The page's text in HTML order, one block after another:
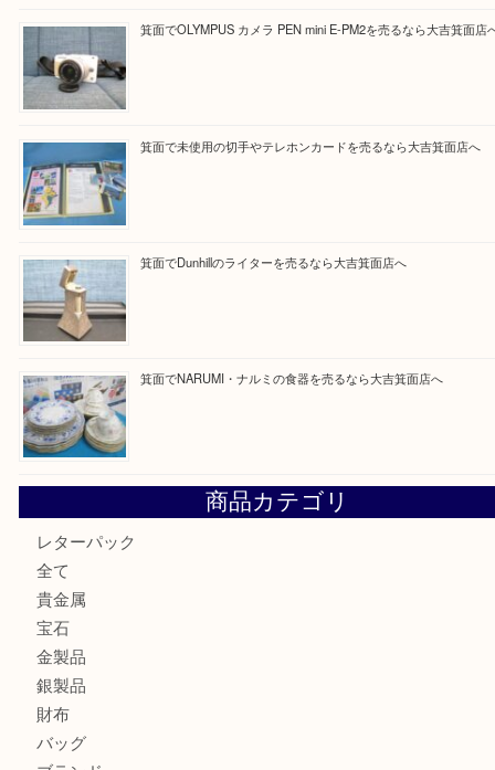
Facebook
Twitter
Line
買取ブログ検索
最近の投稿